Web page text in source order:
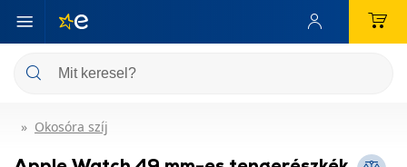
Okosóra szíj